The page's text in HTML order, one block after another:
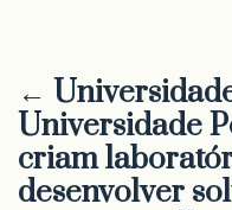
←
Universidade
criam
desenvolver